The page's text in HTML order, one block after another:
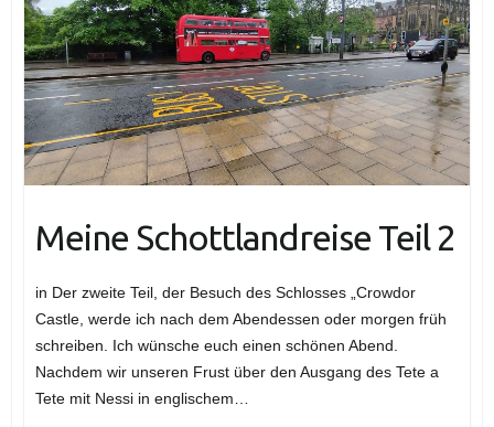
Meine Schottlandreise Teil 2
in Der zweite Teil, der Besuch des Schlosses „Crowdor
Castle, werde ich nach dem Abendessen oder morgen früh
schreiben. Ich wünsche euch einen schönen Abend.
Nachdem wir unseren Frust über den Ausgang des Tete a
Tete mit Nessi in englischem…